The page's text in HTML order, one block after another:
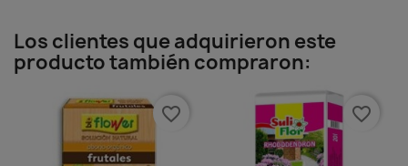
Los clientes que adquirieron este
producto también compraron:
favorite_border favorite_border